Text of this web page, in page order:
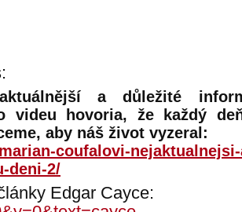
a důležité
videu hovoria, že každý
aby náš život vyzeral:
coufalovi-nejaktualnejsi-
deni-2/
Edgar Cayce: